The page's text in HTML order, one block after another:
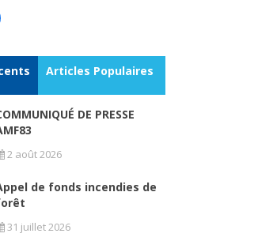
Articles Populaires
DE PRESSE
2 août 2026
de fonds incendies de
31 juillet 2026